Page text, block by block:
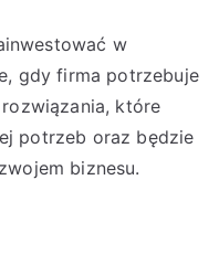
w
gdy firma potrzebuje
które
potrzeb oraz będzie
biznesu.